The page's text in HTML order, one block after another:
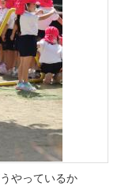
やっているか